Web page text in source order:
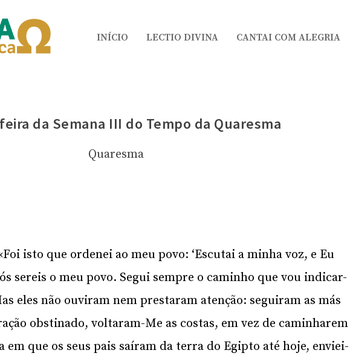
INÍCIO LECTIO DIVINA CANTAI COM ALEGRIA
da Semana III do Tempo da Quaresma
Quaresma
isto que ordenei ao meu povo: ‘Escutai a minha voz, e Eu
sereis o meu povo. Segui sempre o caminho que vou indicar-
eles não ouviram nem prestaram atenção: seguiram as más
obstinado, voltaram-Me as costas, em vez de caminharem
em que os seus pais saíram da terra do Egipto até hoje, enviei-